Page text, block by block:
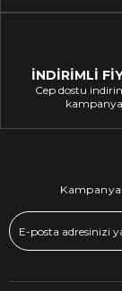
İNDİRİMLİ
Cep dostu